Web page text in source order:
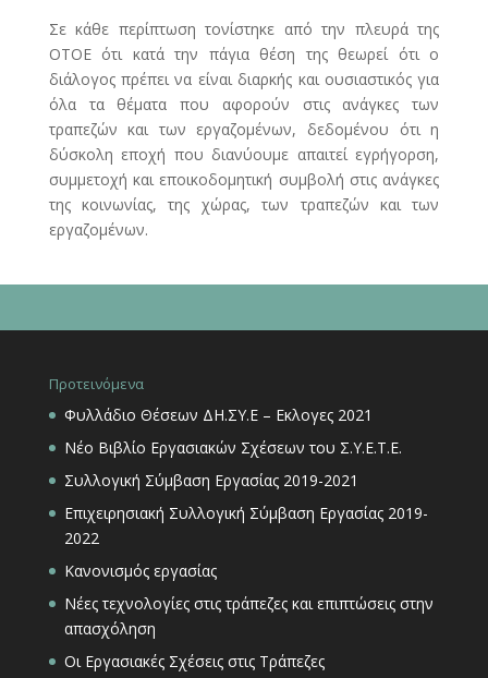
Σε κάθε περίπτωση τονίστηκε από την πλευρά της
ΟΤΟΕ ότι κατά την πάγια θέση της θεωρεί ότι ο
διάλογος πρέπει να είναι διαρκής και ουσιαστικός για
όλα τα θέματα που αφορούν στις ανάγκες των
τραπεζών και των εργαζομένων, δεδομένου ότι η
δύσκολη εποχή που διανύουμε απαιτεί εγρήγορση,
συμμετοχή και εποικοδομητική συμβολή στις ανάγκες
της κοινωνίας, της χώρας, των τραπεζών και των
εργαζομένων.
Προτεινόμενα
Φυλλάδιο Θέσεων ΔΗ.ΣΥ.Ε – Εκλογες 2021
Νέο Βιβλίο Εργασιακών Σχέσεων του Σ.Υ.Ε.Τ.Ε.
Συλλογική Σύμβαση Εργασίας 2019-2021
Επιχειρησιακή Συλλογική Σύμβαση Εργασίας 2019-
2022
Κανονισμός εργασίας
Νέες τεχνολογίες στις τράπεζες και επιπτώσεις στην
απασχόληση
Οι Εργασιακές Σχέσεις στις Τράπεζες